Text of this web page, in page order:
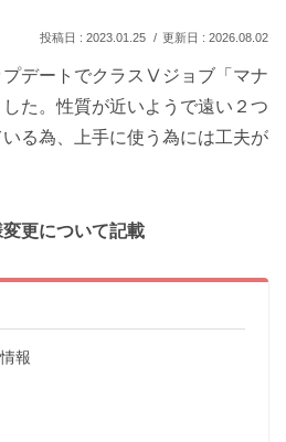
2023.01.25 2026.08.02
デートでクラスⅤジョブ「マナ
た。性質が近いようで遠い２つ
る為、上手に使う為には工夫が
更について記載
報